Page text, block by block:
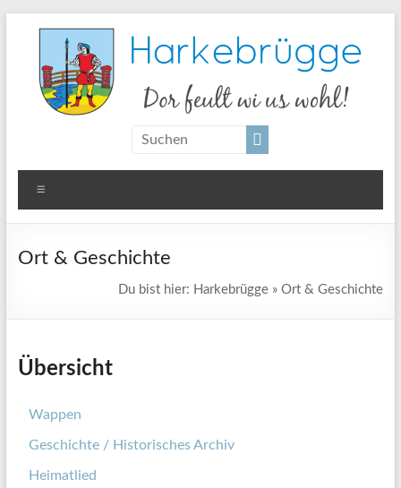
Harkebrügge
Ort & Geschichte
Du bist hier: Harkebrügge »Ort & Geschichte
Übersicht
Wappen
Geschichte / Historisches Archiv
Heimatlied